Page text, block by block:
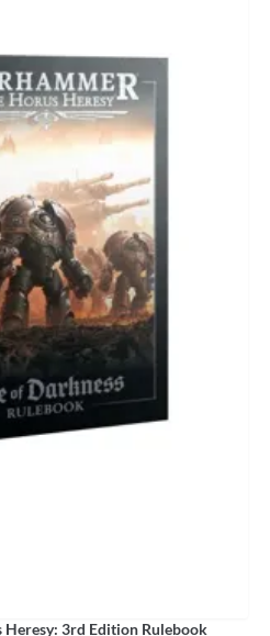
3rd Edition Rulebook